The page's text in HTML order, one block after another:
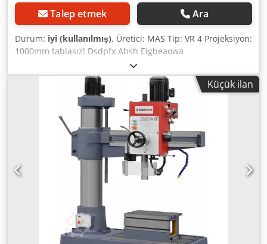
Talep etmek Ara
Durum: iyi (kullanılmış), Üretici: MAS Tip: VR 4 Projeksiyon:
1000mm tablasız! Dsdpfx Absh Eigbeaowa
Küçük ilan